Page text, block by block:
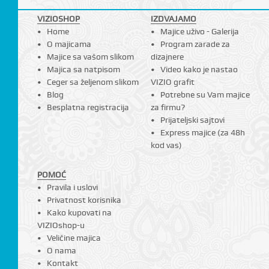
VIZIOSHOP
Home
O majicama
Majice sa vašom slikom
Majica sa natpisom
Ceger sa željenom slikom
Blog
Besplatna registracija
IZDVAJAMO
Majice uživo - Galerija
Program zarade za
dizajnere
Video kako je nastao
VIZIO grafit
Potrebne su Vam majice
za firmu?
Prijateljski sajtovi
Express majice (za 48h
kod vas)
POMOĆ
Pravila i uslovi
Privatnost korisnika
Kako kupovati na
VIZIOshop-u
Veličine majica
O nama
Kontakt